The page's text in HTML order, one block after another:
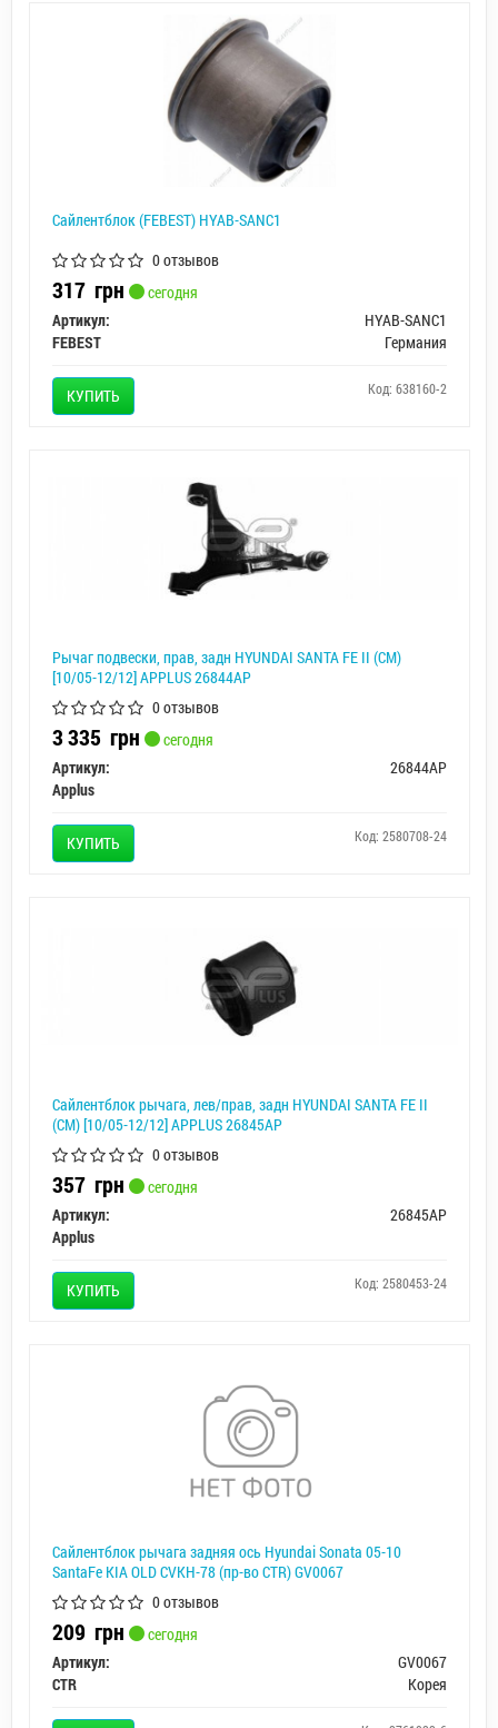
Сайлентблок (FEBEST) HYAB-SANC1
0 отзывов
317 грн
сегодня
Артикул:
HYAB-SANC1
FEBEST
Германия
КУПИТЬ Код: 638160-2
Рычаг подвески, прав, задн HYUNDAI SANTA FE II (CM)
[10/05-12/12] APPLUS 26844AP
0 отзывов
3 335 грн
сегодня
Артикул:
26844AP
Applus
КУПИТЬ Код: 2580708-24
Сайлентблок рычага, лев/прав, задн HYUNDAI SANTA FE II
(CM) [10/05-12/12] APPLUS 26845AP
0 отзывов
357 грн
сегодня
Артикул:
26845AP
Applus
КУПИТЬ Код: 2580453-24
Сайлентблок рычага задняя ось Hyundai Sonata 05-10
SantaFe KIA OLD CVKH-78 (пр-во CTR) GV0067
0 отзывов
209 грн
сегодня
Артикул:
GV0067
CTR
Корея